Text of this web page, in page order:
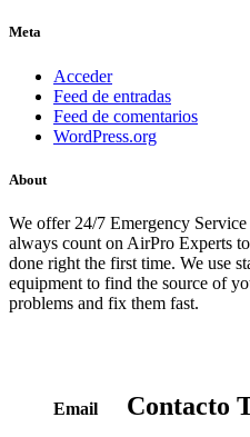
Meta
Acceder
Feed de entradas
Feed de comentarios
WordPress.org
About
We offer 24/7 Emergency
always count on AirPro Experts
done right the first time. We use
equipment to find the source of
problems and fix them fast.
Contacto
Email